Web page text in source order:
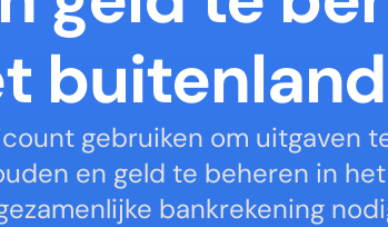
buitenland
gebruiken om uitgaven
en geld te beheren in
bankrekening